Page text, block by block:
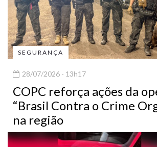
SEGURANÇA
28/07/2026 - 13h17
COPC reforça ações da
“Brasil Contra o Crime
na região